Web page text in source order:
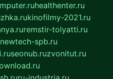
healthenter.ru
kinofilmy-2021.ru
remstir-tolyatti.ru
newtech-spb.ru
seonub.ruzvonitut.ru